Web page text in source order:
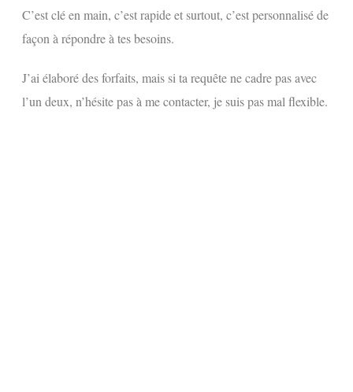
C’est clé en main, c’est rapide et surtout, c’est personnalisé de
façon à répondre à tes besoins.
J’ai élaboré des forfaits, mais si ta requête ne cadre pas avec
l’un deux, n’hésite pas à me contacter, je suis pas mal flexible.